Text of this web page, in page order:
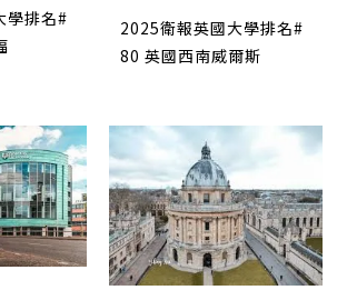
學排名#
2025衛報英國大學排名#
80 英國西南威爾斯